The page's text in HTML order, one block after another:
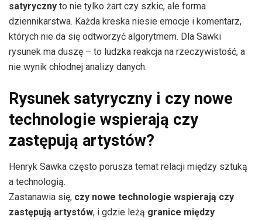
satyryczny to nie tylko żart czy szkic, ale forma
dziennikarstwa. Każda kreska niesie emocje i komentarz,
których nie da się odtworzyć algorytmem. Dla Sawki
rysunek ma duszę – to ludzka reakcja na rzeczywistość, a
nie wynik chłodnej analizy danych.
Rysunek satyryczny i czy nowe
technologie wspierają czy
zastępują artystów?
Henryk Sawka często porusza temat relacji między sztuką
a technologią.
Zastanawia się, czy nowe technologie wspierają czy
zastępują artystów, i gdzie leżą granice między